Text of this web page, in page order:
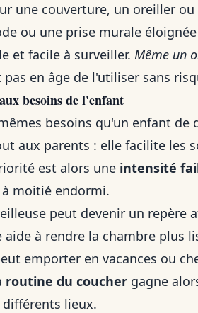
une couverture, un oreiller
ou une prise murale
et facile à surveiller. Même un
en âge de l'utiliser sans
besoins de l'enfant
besoins qu'un enfant
aux parents : elle facilite les
est alors une intensité
moitié endormi.
peut devenir un repère
aide à rendre la chambre plus
emporter en vacances ou
routine du coucher gagne
lieux.